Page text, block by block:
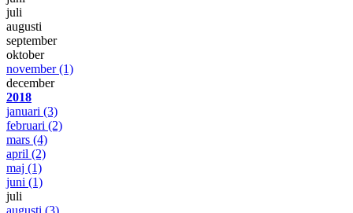
juli
augusti
september
oktober
november(1)
december
2018
januari (3)
februari (2)
mars (4)
april (2)
maj (1)
juni (1)
juli
augusti (3)